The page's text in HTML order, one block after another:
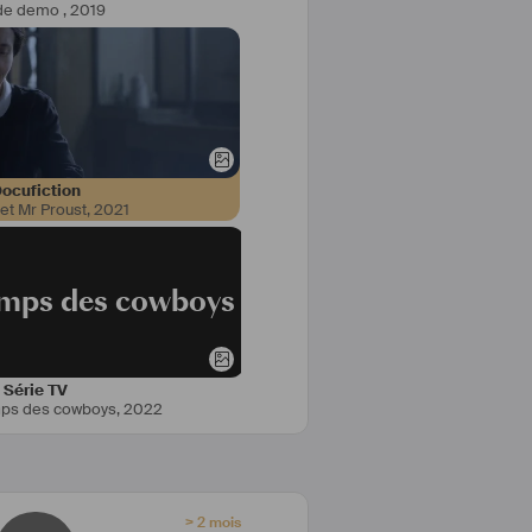
demo ,2019
Mr Proust,2021
des cowboys
Série TV
des cowboys,2022
> 2 mois